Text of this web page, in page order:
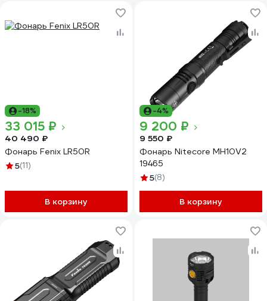
-18%
33 015 ₽
40 490 ₽
Фонарь Fenix LR50R
5(11)
В корзину
-4%
9 200 ₽
9 550 ₽
Фонарь Nitecore MH10V2
19465
5(8)
В корзину